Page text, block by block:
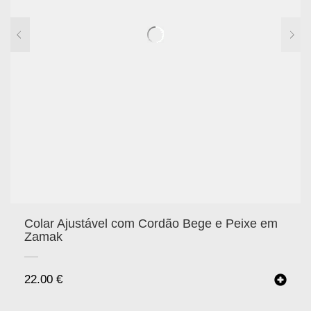
Colar Ajustável com Cordão Bege e Peixe em
Zamak
22.00 €